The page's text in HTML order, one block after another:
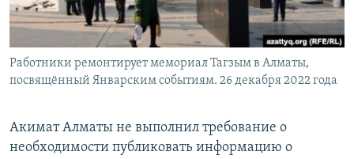
Работники ремонтирует мемориал Тагзым в Алматы,
посвящённый Январским событиям. 26 декабря 2022 года
Акимат Алматы не выполнил требование о
необходимости публиковать информацию о